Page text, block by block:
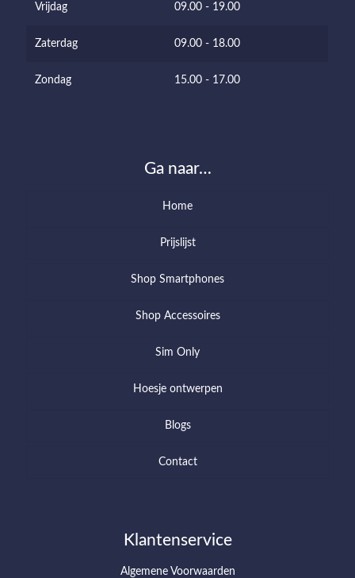
Vrijdag 09.00 - 19.00
Zaterdag 09.00 - 18.00
Zondag 15.00 - 17.00
Ga naar…
Home
Prijslijst
Shop Smartphones
Shop Accessoires
Sim Only
Hoesje ontwerpen
Blogs
Contact
Klantenservice
Algemene Voorwaarden